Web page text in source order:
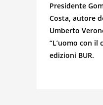
Presidente
Costa, autore
Umberto
“L’uomo con il
edizioni BUR.